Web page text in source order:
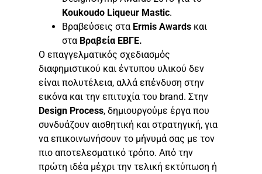
Koukoudo Liqueur Mastic.
Βραβεύσεις στα Ermis Awards και
στα Βραβεία ΕΒΓΕ.
Ο επαγγελματικός σχεδιασμός
διαφημιστικού και έντυπου υλικού δεν
είναι πολυτέλεια, αλλά επένδυση στην
εικόνα και την επιτυχία του brand. Στην
Design Process, δημιουργούμε έργα που
συνδυάζουν αισθητική και στρατηγική, για
να επικοινωνήσουν το μήνυμά σας με τον
πιο αποτελεσματικό τρόπο. Από την
πρώτη ιδέα μέχρι την τελική εκτύπωση ή